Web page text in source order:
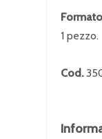
Formato
1 pezzo.
Cod.